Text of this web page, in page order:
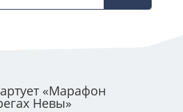
«Марафон
Невы»